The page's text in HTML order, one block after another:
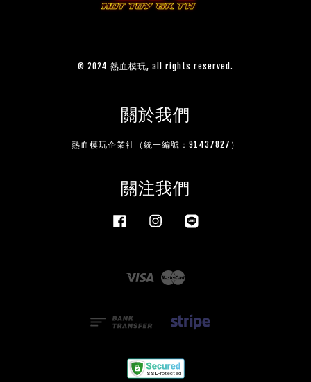
© 2024 熱血模玩, all rights reserved.
關於我們
熱血模玩企業社（統一編號：91437827）
關注我們
Facebook Instagram
Visa